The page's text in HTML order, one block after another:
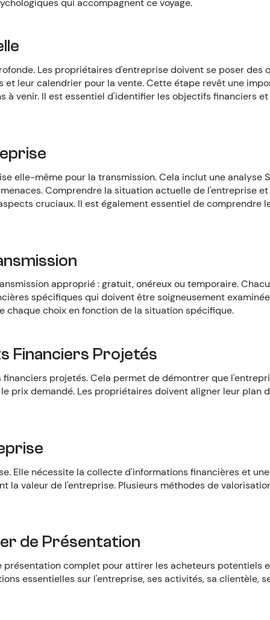
Les propriétaires d'entreprise doivent se poser des
leur calendrier pour la vente. Cette étape revêt une
venir. Il est essentiel d'identifier les objectifs financiers
elle-même pour la transmission. Cela inclut une analyse
Comprendre la situation actuelle de l'entreprise
cruciaux. Il est également essentiel de comprendre
approprié : gratuit, onéreux ou temporaire.
spécifiques qui doivent être soigneusement
chaque choix en fonction de la situation spécifique.
Financiers Projetés
projetés. Cela permet de démontrer que
prix demandé. Les propriétaires doivent aligner leur plan
Elle nécessite la collecte d'informations financières et
valeur de l'entreprise. Plusieurs méthodes de
de Présentation
présentation complet pour attirer les acheteurs potentiels
essentielles sur l'entreprise, ses activités, sa clientèle,